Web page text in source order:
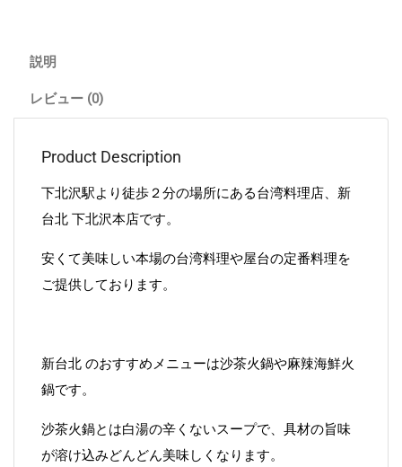
説明
レビュー (0)
Product Description
下北沢駅より徒歩２分の場所にある台湾料理店、新
台北 下北沢本店です。
安くて美味しい本場の台湾料理や屋台の定番料理を
ご提供しております。
新台北 のおすすめメニューは沙茶火鍋や麻辣海鮮火
鍋です。
沙茶火鍋とは白湯の辛くないスープで、具材の旨味
が溶け込みどんどん美味しくなります。